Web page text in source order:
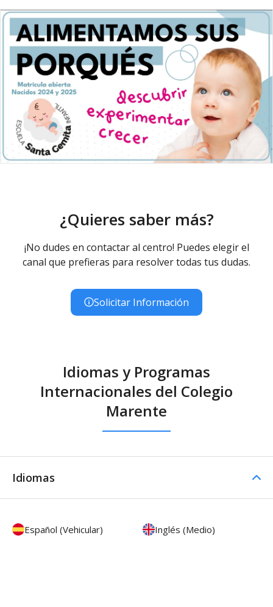
¿Quieres saber más?
¡No dudes en contactar al centro! Puedes elegir el
canal que prefieras para resolver todas tus dudas.
Solicitar Información
Idiomas y Programas
Internacionales del Colegio
Marente
Idiomas
Español (Vehicular) Inglés (Medio)